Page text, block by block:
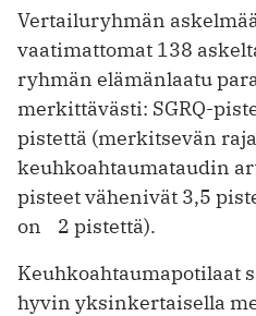
Vertailuryhmän
vaatimattomat 138
ryhmän elämänlaatu
merkittävästi: SGRQ-
pistettä (merkitsevän
keuhkoahtaumataudin
pisteet vähenivät 3,5
on 2 pis­tettä).
hyvin yksinkertaisella